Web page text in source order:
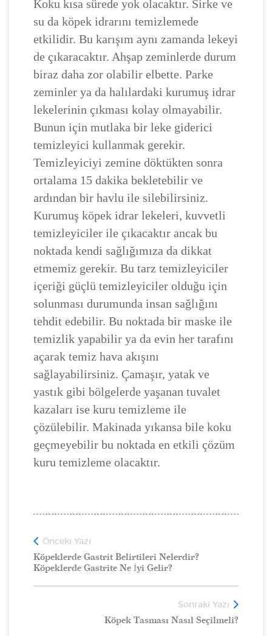
Koku kısa sürede yok olacaktır. Sirke ve
su da köpek idrarını temizlemede
etkilidir. Bu karışım aynı zamanda lekeyi
de çıkaracaktır. Ahşap zeminlerde durum
biraz daha zor olabilir elbette. Parke
zeminler ya da halılardaki kurumuş idrar
lekelerinin çıkması kolay olmayabilir.
Bunun için mutlaka bir leke giderici
temizleyici kullanmak gerekir.
Temizleyiciyi zemine döktükten sonra
ortalama 15 dakika bekletebilir ve
ardından bir havlu ile silebilirsiniz.
Kurumuş köpek idrar lekeleri, kuvvetli
temizleyiciler ile çıkacaktır ancak bu
noktada kendi sağlığımıza da dikkat
etmemiz gerekir. Bu tarz temizleyiciler
içeriği güçlü temizleyiciler olduğu için
solunması durumunda insan sağlığını
tehdit edebilir. Bu noktada bir maske ile
temizlik yapabilir ya da evin her tarafını
açarak temiz hava akışını
sağlayabilirsiniz. Çamaşır, yatak ve
yastık gibi bölgelerde yaşanan tuvalet
kazaları ise kuru temizleme ile
çözülebilir. Makinada yıkansa bile koku
geçmeyebilir bu noktada en etkili çözüm
kuru temizleme olacaktır.
Önceki Yazı
Köpeklerde Gastrit Belirtileri Nelerdir?
Köpeklerde Gastrite Ne İyi Gelir?
Sonraki Yazı
Köpek Tasması Nasıl Seçilmeli?